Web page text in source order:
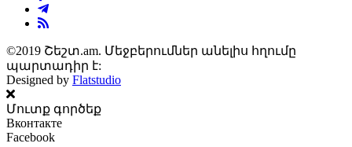
©2019 Շեշտ.am. Մեջբերումներ անելիս հղումը
պարտադիր է:
Designed by Flatstudio
Մուտք գործեք
Вконтакте
Facebook